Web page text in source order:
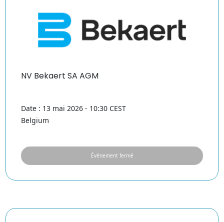
NV Bekaert SA AGM
Date : 13 mai 2026 - 10:30 CEST
Belgium
Événement fermé